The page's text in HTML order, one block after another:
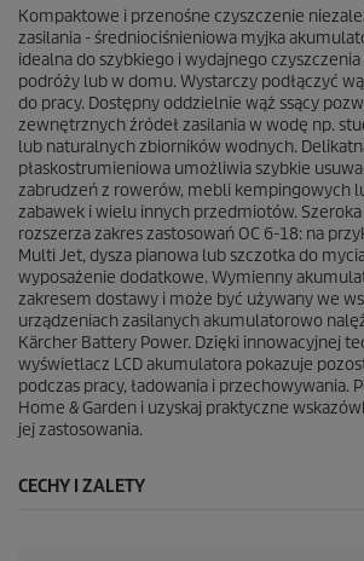
0
4
R
e
c
e
n
z
j
i
Kompaktowe i przenośne czyszczenie
zasilania - średniociśnieniowa myjka
idealna do szybkiego i wydajnego
podróży lub w domu. Wystarczy podłączyć
do pracy. Dostępny oddzielnie wąż ssący
zewnętrznych źródeł zasilania w wodę np.
lub naturalnych zbiorników wodnych.
płaskostrumieniowa umożliwia szybkie
zabrudzeń z rowerów, mebli kempingowych
zabawek i wielu innych przedmiotów.
rozszerza zakres zastosowań OC 6-18: na
Multi Jet, dysza pianowa lub szczotka do
wyposażenie dodatkowe. Wymienny
zakresem dostawy i może być używany we
urządzeniach zasilanych akumulatorowo
Kärcher Battery Power. Dzięki innowacyjnej
wyświetlacz LCD akumulatora pokazuje
podczas pracy, ładowania i przechowywania.
Home & Garden i uzyskaj praktyczne
jej zastosowania.
CECHY I ZALETY